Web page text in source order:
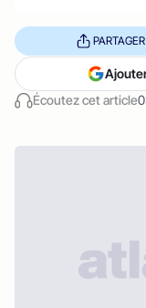
Écoutez cet article
PARTAGER